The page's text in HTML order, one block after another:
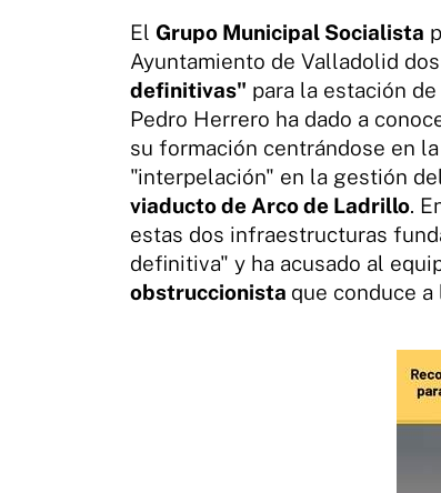
El Grupo Municipal Socialista
Ayuntamiento de Valladolid
definitivas" para la estación
Pedro Herrero ha dado a
su formación centrándose en
"interpelación" en la gestión
viaducto de Arco de Ladrillo.
estas dos infraestructuras
definitiva" y ha acusado al
obstruccionista que conduce